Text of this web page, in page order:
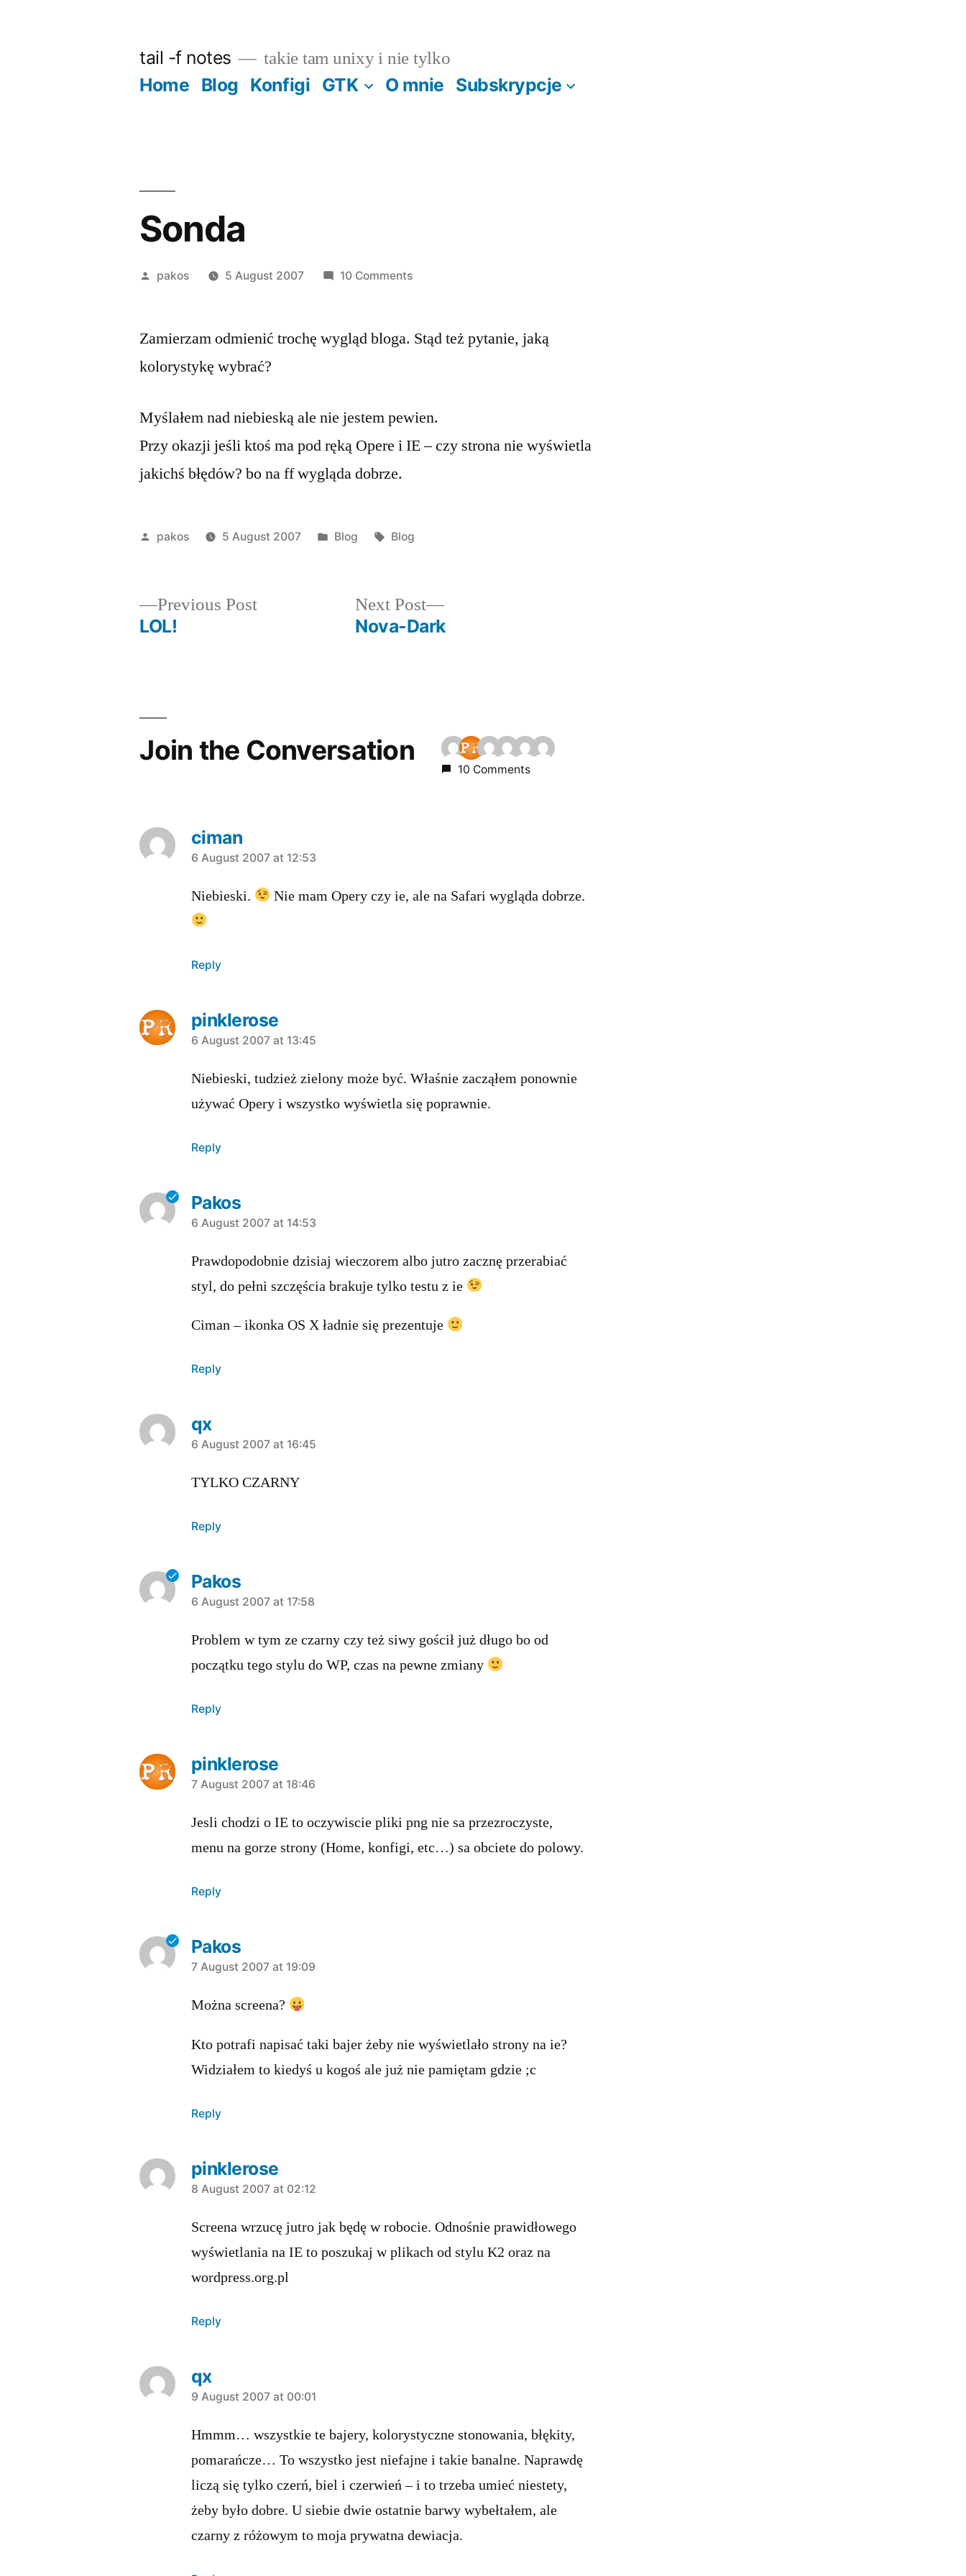
tail -f notes takie tam unixy i nie tylko
Home Blog Konfigi GTK O mnie Subskrypcje
Sonda
Posted
pakos 5 August 2007 10 Commentson
Zamierzam odmienić trochę wygląd bloga. Stąd też pytanie, jaką
kolorystykę wybrać?
Myślałem nad niebieską ale nie jestem pewien.
Przy okazji jeśli ktoś ma pod ręką Opere i IE – czy strona nie wyświetla
jakichś błędów? bo na ff wygląda dobrze.
Posted
pakos 5 August 2007
Posted
Blog Tags:
Blog
Previous PostPrevious
LOL!
Next Post
Next
post:
Nova-Dark
Join the Conversation
10 Comments
ciman
says:
6 August 2007 at 12:53
Niebieski. Nie mam Opery czy ie, ale na Safari wygląda dobrze.
Reply
pinklerose
says:
6 August 2007 at 13:45
Niebieski, tudzież zielony może być. Właśnie zacząłem ponownie
używać Opery i wszystko wyświetla się poprawnie.
Reply
Pakos
says:
6 August 2007 at 14:53
Prawdopodobnie dzisiaj wieczorem albo jutro zacznę przerabiać
styl, do pełni szczęścia brakuje tylko testu z ie
Ciman – ikonka OS X ładnie się prezentuje
Reply
qx
says:
6 August 2007 at 16:45
TYLKO CZARNY
Reply
Pakos
says:
6 August 2007 at 17:58
Problem w tym ze czarny czy też siwy gościł już długo bo od
początku tego stylu do WP, czas na pewne zmiany
Reply
pinklerose
says:
7 August 2007 at 18:46
Jesli chodzi o IE to oczywiscie pliki png nie sa przezroczyste,
menu na gorze strony (Home, konfigi, etc…) sa obciete do polowy.
Reply
Pakos
says:
7 August 2007 at 19:09
Można screena?
Kto potrafi napisać taki bajer żeby nie wyświetlało strony na ie?
Widziałem to kiedyś u kogoś ale już nie pamiętam gdzie ;c
Reply
pinklerose
says:
8 August 2007 at 02:12
Screena wrzucę jutro jak będę w robocie. Odnośnie prawidłowego
wyświetlania na IE to poszukaj w plikach od stylu K2 oraz na
wordpress.org.pl
Reply
qx
says:
9 August 2007 at 00:01
Hmmm… wszystkie te bajery, kolorystyczne stonowania, błękity,
pomarańcze… To wszystko jest niefajne i takie banalne. Naprawdę
liczą się tylko czerń, biel i czerwień – i to trzeba umieć niestety,
żeby było dobre. U siebie dwie ostatnie barwy wybełtałem, ale
czarny z różowym to moja prywatna dewiacja.